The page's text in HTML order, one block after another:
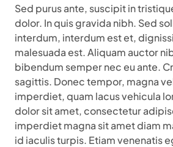
Sed purus ante, suscipit in
dolor. In quis gravida nibh. Sed
interdum, interdum est et,
malesuada est. Aliquam auctor
bibendum semper nec eu ante.
sagittis. Donec tempor, magna
imperdiet, quam lacus vehicula
dolor sit amet, consectetur
imperdiet magna sit amet diam
id iaculis turpis. Etiam venenatis